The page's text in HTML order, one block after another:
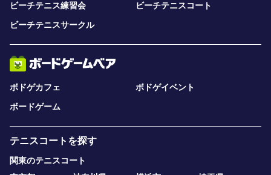
ビーチテニス練習会
ビーチテニスコート
ビーチテニスサークル
ボドゲカフェ
ボドゲイベント
ボードゲーム
テニスコートを探す
関東のテニスコート